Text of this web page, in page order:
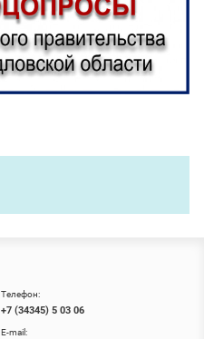
Телефон:
+7 (34345) 5 03 06
E-mail: